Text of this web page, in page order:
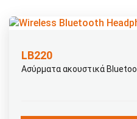
LB220
Ασύρματα ακουστικά